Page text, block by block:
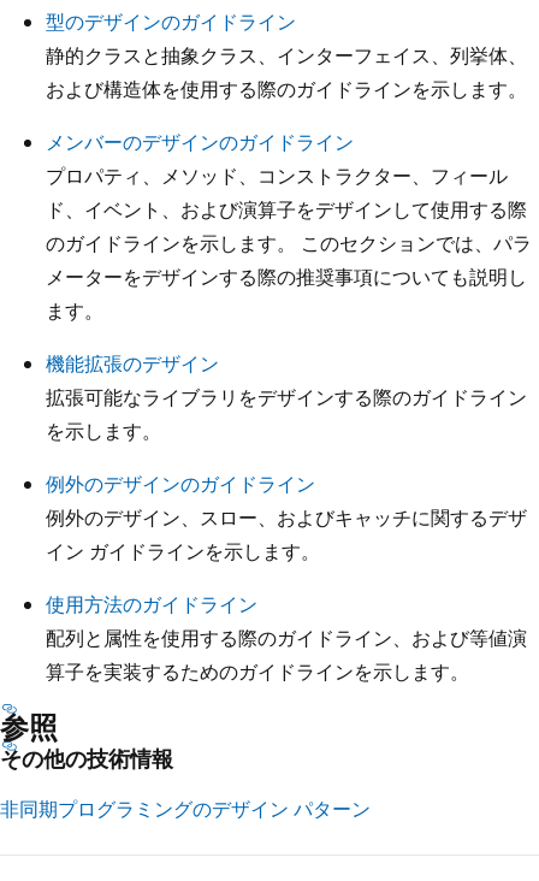
型のデザインのガイドライン
静的クラスと抽象クラス、インターフェイス、列挙体、
および構造体を使用する際のガイドラインを示します。
メンバーのデザインのガイドライン
プロパティ、メソッド、コンストラクター、フィール
ド、イベント、および演算子をデザインして使用する際
のガイドラインを示します。 このセクションでは、パラ
メーターをデザインする際の推奨事項についても説明し
ます。
機能拡張のデザイン
拡張可能なライブラリをデザインする際のガイドライン
を示します。
例外のデザインのガイドライン
例外のデザイン、スロー、およびキャッチに関するデザ
イン ガイドラインを示します。
使用方法のガイドライン
配列と属性を使用する際のガイドライン、および等値演
算子を実装するためのガイドラインを示します。
参照
その他の技術情報
非同期プログラミングのデザイン パターン